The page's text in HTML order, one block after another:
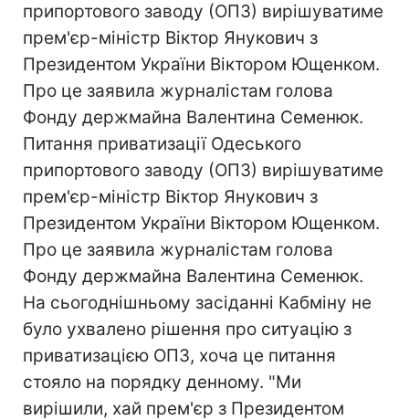
припортового заводу (ОПЗ) вирішуватиме
прем'єр-міністр Віктор Янукович з
Президентом України Віктором Ющенком.
Про це заявила журналістам голова
Фонду держмайна Валентина Семенюк.
Питання приватизації Одеського
припортового заводу (ОПЗ) вирішуватиме
прем'єр-міністр Віктор Янукович з
Президентом України Віктором Ющенком.
Про це заявила журналістам голова
Фонду держмайна Валентина Семенюк.
На сьогоднішньому засіданні Кабміну не
було ухвалено рішення про ситуацію з
приватизацією ОПЗ, хоча це питання
стояло на порядку денному. "Ми
вирішили, хай прем'єр з Президентом